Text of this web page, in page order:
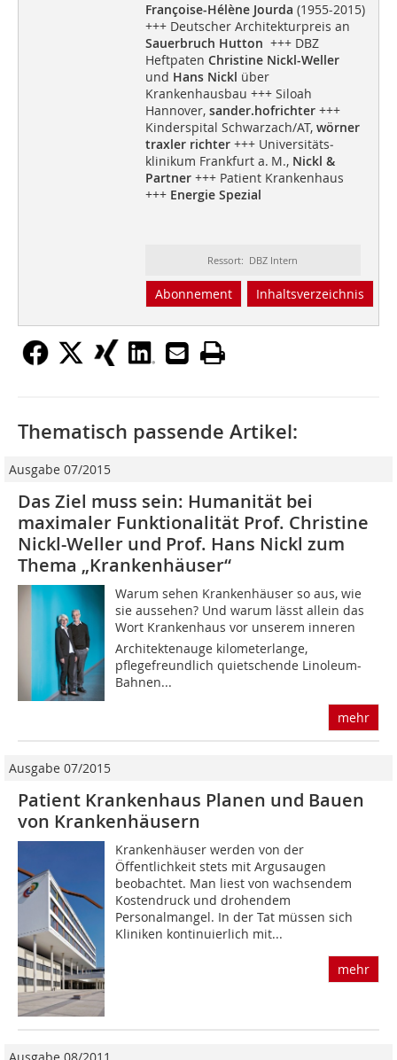
Françoise-Hélène Jourda (1955-2015)
+++ Deutscher Architekturpreis an
Sauerbruch Hutton +++ DBZ
Heftpaten Christine Nickl-Weller
und Hans Nickl über
Krankenhausbau +++ Siloah
Hannover, sander.hofrichter+++
Kinderspital Schwarzach/AT,wörner
traxler richter+++ Universitäts­
klinikum Frankfurt a. M., Nickl &
Partner+++ Patient Krankenhaus
+++ Energie Spezial
Ressort: DBZ Intern
Abonnement Inhaltsverzeichnis
Thematisch passende Artikel:
Ausgabe 07/2015
Das Ziel muss sein: Humanität bei
maximaler Funktionalität Prof. Christine
Nickl-Weller und Prof. Hans Nickl zum
Thema „Krankenhäuser“
Warum sehen Krankenhäuser so aus, wie
sie aussehen? Und warum lässt allein das
Wort Krankenhaus vor unserem inneren
Architektenauge kilometerlange,
pflegefreundlich quietschende Linoleum-
Bahnen...
mehr
Ausgabe 07/2015
Patient Krankenhaus Planen und Bauen
von Krankenhäusern
Krankenhäuser werden von der
Öffentlichkeit stets mit Argusaugen
beobachtet. Man liest von wachsendem
Kostendruck und drohendem
Personalmangel. In der Tat müssen sich
Kliniken kontinuierlich mit...
mehr
Ausgabe 08/2011